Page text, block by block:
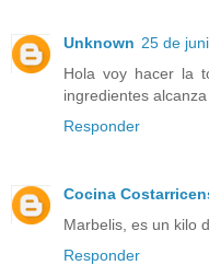
Unknown 25 de
Hola voy hacer la
ingredientes
Responder
Cocina
Marbelis, es un kilo
Responder